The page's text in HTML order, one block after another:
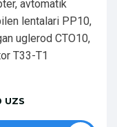
avtomatik
lentalari PP10,
uglerod CTO10,
T33-T1
UZS